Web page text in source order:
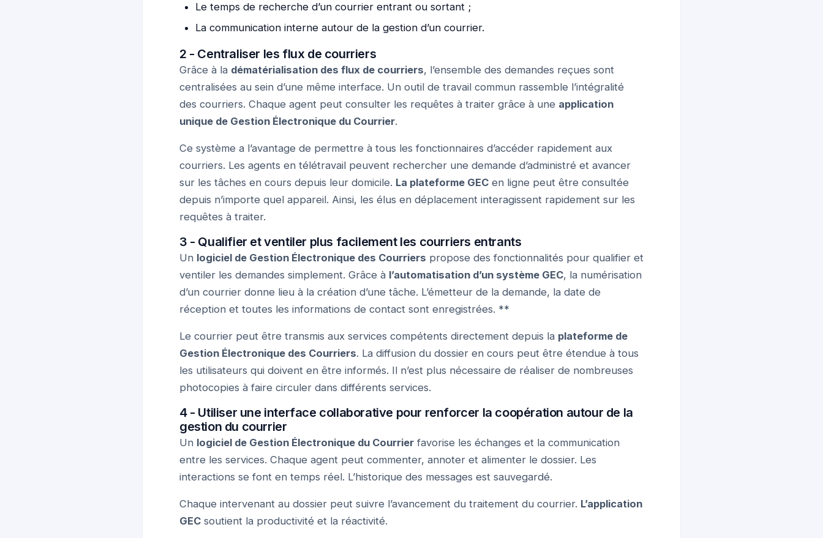
Le temps de recherche d’un courrier entrant ou sortant ;
La communication interne autour de la gestion d’un courrier.
2 - Centraliser les flux de courriers
Grâce à la dématérialisation des flux de courriers, l’ensemble des demandes reçues sont
centralisées au sein d’une même interface. Un outil de travail commun rassemble l’intégralité
des courriers. Chaque agent peut consulter les requêtes à traiter grâce à une application
unique de Gestion Électronique du Courrier.
Ce système a l’avantage de permettre à tous les fonctionnaires d’accéder rapidement aux
courriers. Les agents en télétravail peuvent rechercher une demande d’administré et avancer
sur les tâches en cours depuis leur domicile. La plateforme GEC en ligne peut être consultée
depuis n’importe quel appareil. Ainsi, les élus en déplacement interagissent rapidement sur les
requêtes à traiter.
3 - Qualifier et ventiler plus facilement les courriers entrants
Un logiciel de Gestion Électronique des Courriers propose des fonctionnalités pour qualifier et
ventiler les demandes simplement. Grâce à l’automatisation d’un système GEC, la numérisation
d’un courrier donne lieu à la création d’une tâche. L’émetteur de la demande, la date de
réception et toutes les informations de contact sont enregistrées. **
Le courrier peut être transmis aux services compétents directement depuis la plateforme de
Gestion Électronique des Courriers. La diffusion du dossier en cours peut être étendue à tous
les utilisateurs qui doivent en être informés. Il n’est plus nécessaire de réaliser de nombreuses
photocopies à faire circuler dans différents services.
4 - Utiliser une interface collaborative pour renforcer la coopération autour de la
gestion du courrier
Un logiciel de Gestion Électronique du Courrier favorise les échanges et la communication
entre les services. Chaque agent peut commenter, annoter et alimenter le dossier. Les
interactions se font en temps réel. L’historique des messages est sauvegardé.
Chaque intervenant au dossier peut suivre l’avancement du traitement du courrier. L’application
GEC soutient la productivité et la réactivité.